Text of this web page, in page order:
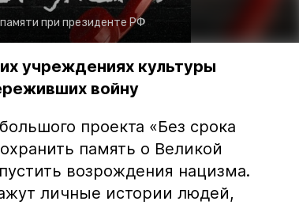
при президенте РФ
учреждениях культуры
войну
проекта «Без срока
память о Великой
возрождения нацизма.
личные истории людей,